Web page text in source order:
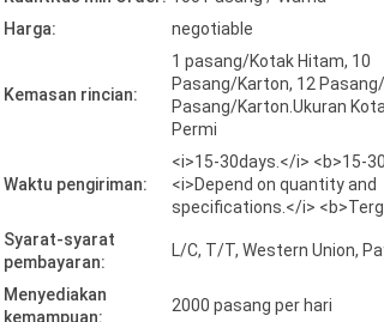
Harga:
negotiable
Kemasan rincian:
1 pasang/Kotak Hitam, 10
Pasang/Karton, 12
Pasang/Karton.Ukuran
Permi
Waktu pengiriman:
<i>15-30days.</i> <b>15-
<i>Depend on quantity and
specifications.</i>
Syarat-syarat
pembayaran:
L/C, T/T, Western Union,
Menyediakan
kemampuan:
2000 pasang per hari